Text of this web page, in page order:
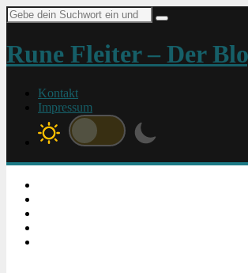
Suche
nach:
Rune Fleiter – Der
Kontakt
Impressum